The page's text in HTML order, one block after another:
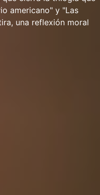
americano" y "Las
una reflexión moral